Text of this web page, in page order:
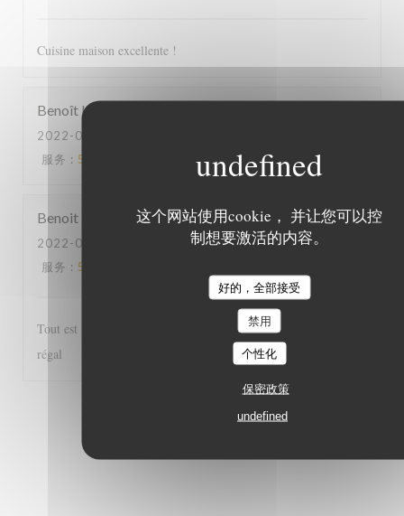
这个网站使用cookie， 并让您可以控
制想要激活的内容。
好的，全部接受
禁用
个性化
保密政策
undefined
Cuisine maison excellente !
Benoît L
2022-06-03
服务 : 5 5/5 质价比 : 5 /5
Benoit
2022-06-03
- 12:30 - 来宾 2
服务 : 5
Tout est parfait, de l'accueil au service et les plats excellents! Un
régal
3